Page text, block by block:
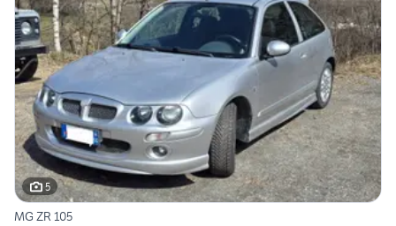
5
MG ZR 105